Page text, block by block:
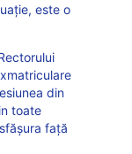
este o
din
toate
față